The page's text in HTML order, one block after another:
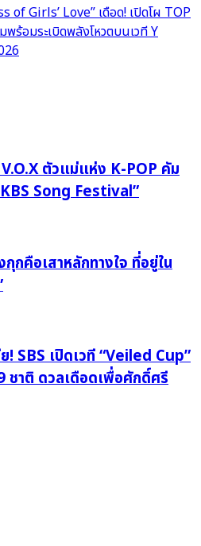
of Girls’ Love” เดือด! เปิดโผ TOP
ร้อมระเบิดพลังโหวตบนเวที Y
ตัวแม่แห่ง K-POP คัม
Song Festival”
กคือเสาหลักทางใจ ที่อยู่ใน
! SBS เปิดเวที “Veiled Cup”
ชาติ ดวลเดือดเพื่อศักดิ์ศรี